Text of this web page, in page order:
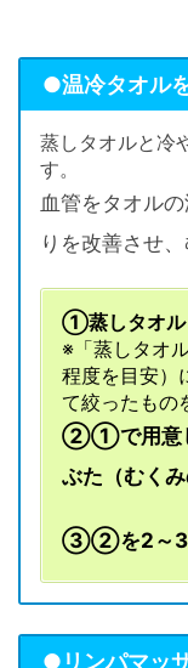
●温冷タオル
蒸しタオルと冷
す。
血管をタオル
りを改善させ
①蒸しタオル
※「蒸しタオ
程度を目安）
て絞ったもの
②①で用意し
ぶた（むく
③②を2～3回
●リンパマッ